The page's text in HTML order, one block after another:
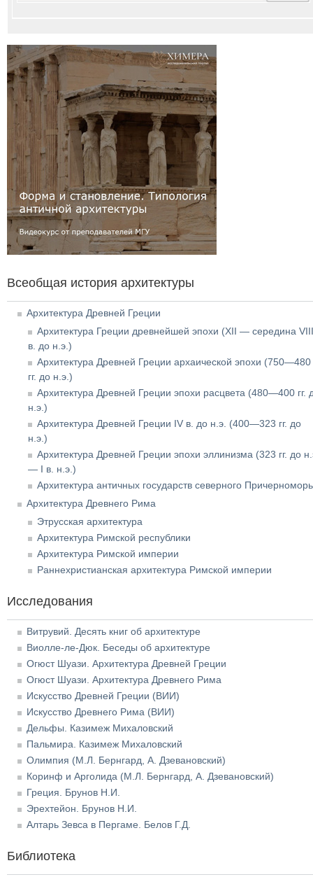
Всеобщая история архитектуры
Архитектура Древней Греции
Архитектура Греции древнейшей эпохи (XII — середина VIII
в. до н.э.)
Архитектура Древней Греции архаической эпохи (750—480
гг. до н.э.)
Архитектура Древней Греции эпохи расцвета (480—400 гг.
н.э.)
Архитектура Древней Греции IV в. до н.э. (400—323 гг. до
н.э.)
Архитектура Древней Греции эпохи эллинизма (323 гг. до
— I в. н.э.)
Архитектура античных государств северного
Архитектура Древнего Рима
Этрусская архитектура
Архитектура Римской республики
Архитектура Римской империи
Раннехристианская архитектура Римской империи
Исследования
Витрувий. Десять книг об архитектуре
Виолле-ле-Дюк. Беседы об архитектуре
Огюст Шуази. Архитектура Древней Греции
Огюст Шуази. Архитектура Древнего Рима
Искусство Древней Греции (ВИИ)
Искусство Древнего Рима (ВИИ)
Дельфы. Казимеж Михаловский
Пальмира. Казимеж Михаловский
Олимпия (М.Л. Бернгард, А. Дзевановский)
Коринф и Арголида (М.Л. Бернгард, А. Дзевановский)
Греция. Брунов Н.И.
Эрехтейон. Брунов Н.И.
Алтарь Зевса в Пергаме. Белов Г.Д.
Библиотека